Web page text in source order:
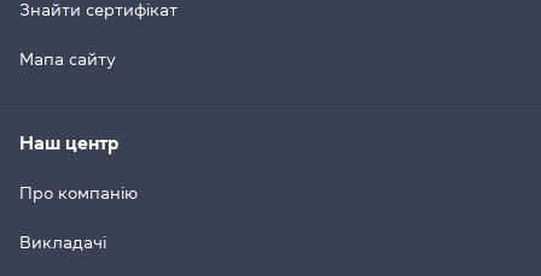
Знайти сертифікат
Мапа сайту
Наш центр
Про компанію
Викладачі